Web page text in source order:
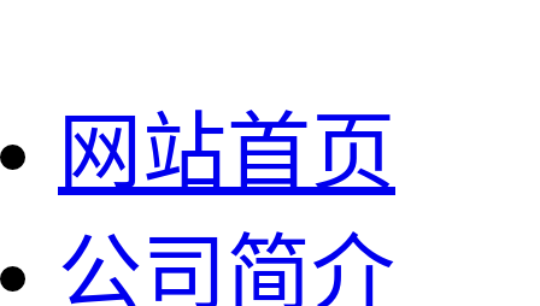
网站首页
公司简介